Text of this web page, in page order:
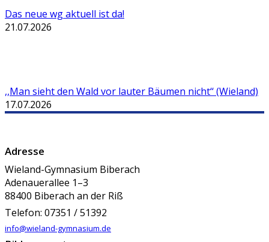
Das neue wg aktuell ist da!
21.07.2026
,,Man sieht den Wald vor lauter Bäumen nicht‘‘ (Wieland)
17.07.2026
Adresse
Wieland-Gymnasium Biberach
Adenauerallee 1–3
88400 Biberach an der Riß
Telefon: 07351 / 51392
info@wieland-gymnasium.de